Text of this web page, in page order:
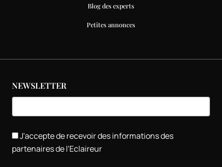
Blog des experts
Petites annonces
NEWSLETTER
J'accepte de recevoir des informations des
partenaires de l'Eclaireur